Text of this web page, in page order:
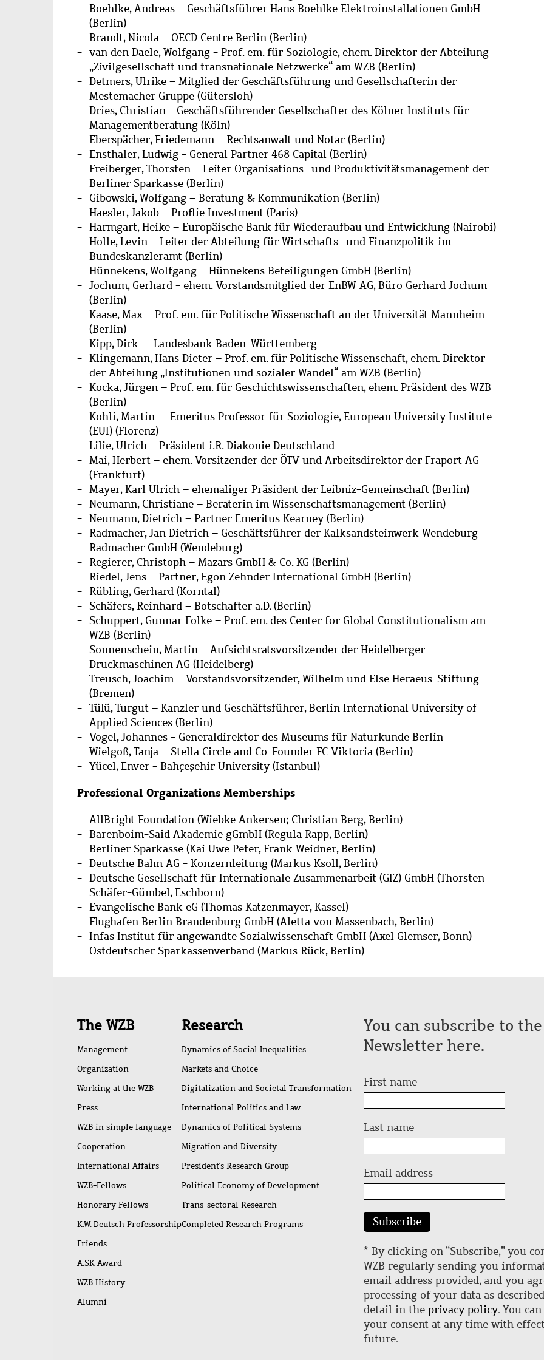
Boehlke, Andreas – Geschäftsführer Hans Boehlke Elektroinstallationen GmbH
(Berlin)
Brandt, Nicola – OECD Centre Berlin (Berlin)
van den Daele, Wolfgang - Prof. em. für Soziologie, ehem. Direktor der Abteilung
„Zivilgesellschaft und transnationale Netzwerke“ am WZB (Berlin)
Detmers, Ulrike – Mitglied der Geschäftsführung und Gesellschafterin der
Mestemacher Gruppe (Gütersloh)
Dries, Christian - Geschäftsführender Gesellschafter des Kölner Instituts für
Managementberatung (Köln)
Eberspächer, Friedemann – Rechtsanwalt und Notar (Berlin)
Ensthaler, Ludwig - General Partner 468 Capital (Berlin)
Freiberger, Thorsten – Leiter Organisations- und Produktivitätsmanagement der
Berliner Sparkasse (Berlin)
Gibowski, Wolfgang – Beratung & Kommunikation (Berlin)
Haesler, Jakob – Proflie Investment (Paris)
Harmgart, Heike – Europäische Bank für Wiederaufbau und Entwicklung (Nairobi)
Holle, Levin – Leiter der Abteilung für Wirtschafts- und Finanzpolitik im
Bundeskanzleramt (Berlin)
Hünnekens, Wolfgang – Hünnekens Beteiligungen GmbH (Berlin)
Jochum, Gerhard - ehem. Vorstandsmitglied der EnBW AG, Büro Gerhard Jochum
(Berlin)
Kaase, Max – Prof. em. für Politische Wissenschaft an der Universität Mannheim
(Berlin)
Kipp, Dirk – Landesbank Baden-Württemberg
Klingemann, Hans Dieter – Prof. em. für Politische Wissenschaft, ehem. Direktor
der Abteilung „Institutionen und sozialer Wandel“ am WZB (Berlin)
Kocka, Jürgen – Prof. em. für Geschichtswissenschaften, ehem. Präsident des WZB
(Berlin)
Kohli, Martin – Emeritus Professor für Soziologie, European University Institute
(EUI) (Florenz)
Lilie, Ulrich – Präsident i.R. Diakonie Deutschland
Mai, Herbert – ehem. Vorsitzender der ÖTV und Arbeitsdirektor der Fraport AG
(Frankfurt)
Mayer, Karl Ulrich – ehemaliger Präsident der Leibniz-Gemeinschaft (Berlin)
Neumann, Christiane – Beraterin im Wissenschaftsmanagement (Berlin)
Neumann, Dietrich – Partner Emeritus Kearney (Berlin)
Radmacher, Jan Dietrich – Geschäftsführer der Kalksandsteinwerk Wendeburg
Radmacher GmbH (Wendeburg)
Regierer, Christoph – Mazars GmbH & Co. KG (Berlin)
Riedel, Jens – Partner, Egon Zehnder International GmbH (Berlin)
Rübling, Gerhard (Korntal)
Schäfers, Reinhard – Botschafter a.D. (Berlin)
Schuppert, Gunnar Folke – Prof. em. des Center for Global Constitutionalism am
WZB (Berlin)
Sonnenschein, Martin – Aufsichtsratsvorsitzender der Heidelberger
Druckmaschinen AG (Heidelberg)
Treusch, Joachim – Vorstandsvorsitzender, Wilhelm und Else Heraeus-Stiftung
(Bremen)
Tülü, Turgut – Kanzler und Geschäftsführer, Berlin International University of
Applied Sciences (Berlin)
Vogel, Johannes - Generaldirektor des Museums für Naturkunde Berlin
Wielgoß, Tanja – Stella Circle and Co-Founder FC Viktoria (Berlin)
Yücel, Enver - Bahçeşehir University (Istanbul)
Professional Organizations Memberships
AllBright Foundation (Wiebke Ankersen; Christian Berg, Berlin)
Barenboim-Said Akademie gGmbH (Regula Rapp, Berlin)
Berliner Sparkasse (Kai Uwe Peter, Frank Weidner, Berlin)
Deutsche Bahn AG - Konzernleitung (Markus Ksoll, Berlin)
Deutsche Gesellschaft für Internationale Zusammenarbeit (GIZ) GmbH (Thorsten
Schäfer-Gümbel, Eschborn)
Evangelische Bank eG (Thomas Katzenmayer, Kassel)
Flughafen Berlin Brandenburg GmbH (Aletta von Massenbach, Berlin)
Infas Institut für angewandte Sozialwissenschaft GmbH (Axel Glemser, Bonn)
Ostdeutscher Sparkassenverband (Markus Rück, Berlin)
Quick
access
The WZB
Management
Organization
Working at the WZB
Press
WZB in simple language
Cooperation
International Affairs
WZB-Fellows
Honorary Fellows
K.W. Deutsch Professorship
Friends
A.SK Award
WZB History
Alumni
Research
Dynamics of Social Inequalities
Markets and Choice
Digitalization and Societal Transformation
International Politics and Law
Dynamics of Political Systems
Migration and Diversity
President's Research Group
Political Economy of Development
Trans-sectoral Research
Completed Research Programs
You can subscribe to the
Newsletter here.
First name
Last name
Email address
Subscribe
* By clicking on “Subscribe,” you
WZB regularly sending you
email address provided, and you
processing of your data as
detail in the privacy policy. You
your consent at any time with
future.